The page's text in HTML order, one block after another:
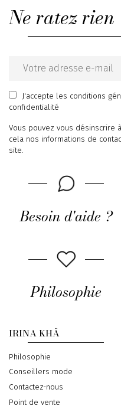
Ne ratez rien
Email
address
J'accepte les conditions
confidentialité
Vous pouvez vous désinscrire
cela nos informations de
site.
Besoin d'aide ?
Philosophie
IRINA KHÄ
Philosophie
Conseillers mode
Contactez-nous
Point de vente